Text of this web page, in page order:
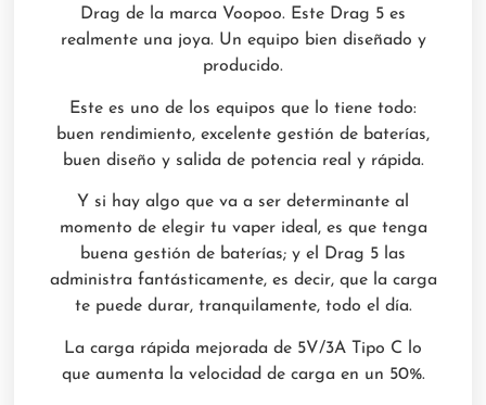
Drag de la marca Voopoo. Este Drag 5 es
realmente una joya. Un equipo bien diseñado y
producido.
Este es uno de los equipos que lo tiene todo:
buen rendimiento, excelente gestión de baterías,
buen diseño y salida de potencia real y rápida.
Y si hay algo que va a ser determinante al
momento de elegir tu vaper ideal, es que tenga
buena gestión de baterías; y el Drag 5 las
administra fantásticamente, es decir, que la carga
te puede durar, tranquilamente, todo el día.
La carga rápida mejorada de 5V/3A Tipo C lo
que aumenta la velocidad de carga en un 50%.